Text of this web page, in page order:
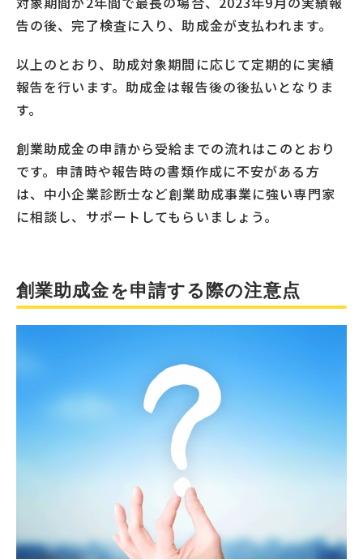
告の後、完了検査に入り、助成金が支払われます。
以上のとおり、助成対象期間に応じて定期的に実績
報告を行います。助成金は報告後の後払いとなりま
す。
創業助成金の申請から受給までの流れはこのとおり
です。申請時や報告時の書類作成に不安がある方
は、中小企業診断士など創業助成事業に強い専門家
に相談し、サポートしてもらいましょう。
創業助成金を申請する際の注意点